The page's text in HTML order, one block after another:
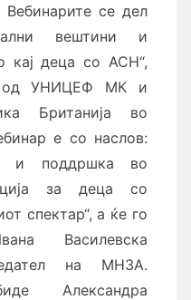
се дел
вештини и
кај деца со АСН“,
од УНИЦЕФ МК и
Британија во
е со наслов:
и поддршка во
за деца со
спектар“, а ќе го
Василевска
на МНЗА.
Александра